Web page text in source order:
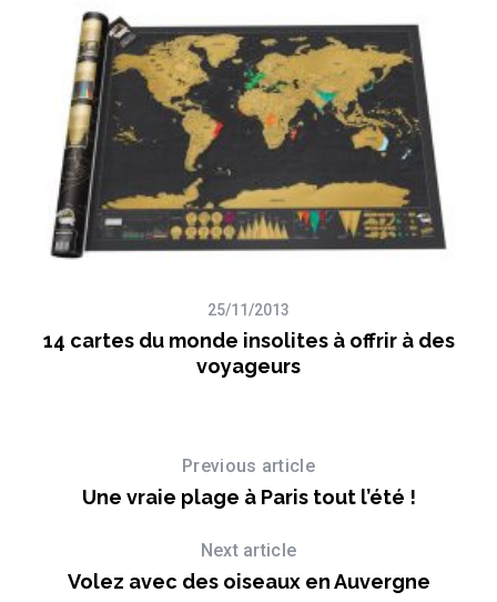
25/11/2013
14 cartes du monde insolites à offrir à des
voyageurs
Previous article
Une vraie plage à Paris tout l’été !
Next article
Volez avec des oiseaux en Auvergne